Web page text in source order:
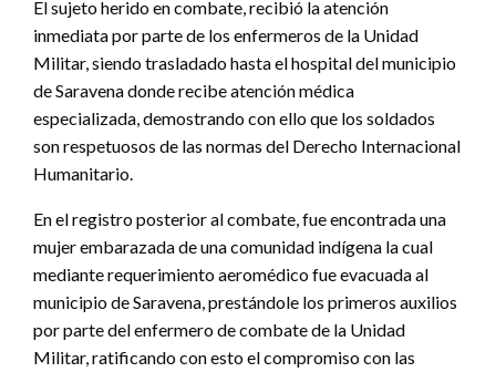
El sujeto herido en combate, recibió la atención
inmediata por parte de los enfermeros de la Unidad
Militar, siendo trasladado hasta el hospital del municipio
de Saravena donde recibe atención médica
especializada, demostrando con ello que los soldados
son respetuosos de las normas del Derecho Internacional
Humanitario.
En el registro posterior al combate, fue encontrada una
mujer embarazada de una comunidad indígena la cual
mediante requerimiento aeromédico fue evacuada al
municipio de Saravena, prestándole los primeros auxilios
por parte del enfermero de combate de la Unidad
Militar, ratificando con esto el compromiso con las